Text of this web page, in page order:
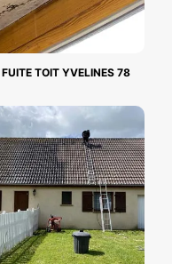
FUITE TOIT YVELINES 78